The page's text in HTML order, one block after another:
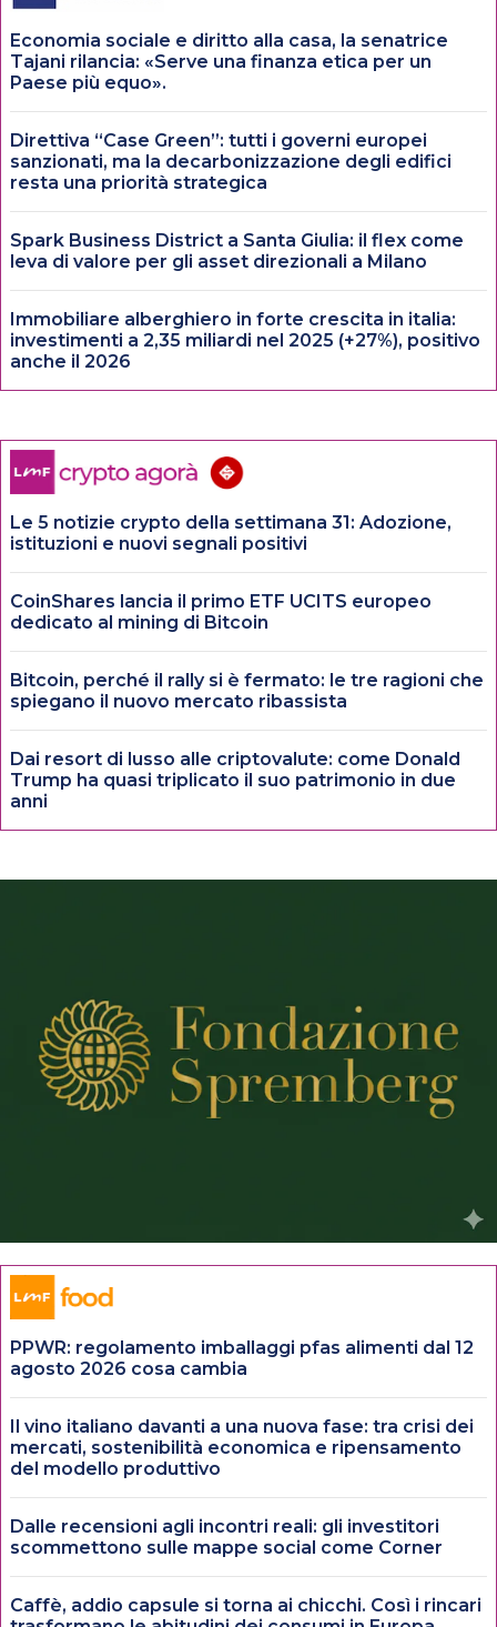
Economia sociale e diritto alla casa, la senatrice
Tajani rilancia: «Serve una finanza etica per un
Paese più equo».
Direttiva “Case Green”: tutti i governi europei
sanzionati, ma la decarbonizzazione degli edifici
resta una priorità strategica
Spark Business District a Santa Giulia: il flex come
leva di valore per gli asset direzionali a Milano
Immobiliare alberghiero in forte crescita in italia:
investimenti a 2,35 miliardi nel 2025 (+27%), positivo
anche il 2026
Le 5 notizie crypto della settimana 31: Adozione,
istituzioni e nuovi segnali positivi
CoinShares lancia il primo ETF UCITS europeo
dedicato al mining di Bitcoin
Bitcoin, perché il rally si è fermato: le tre ragioni che
spiegano il nuovo mercato ribassista
Dai resort di lusso alle criptovalute: come Donald
Trump ha quasi triplicato il suo patrimonio in due
anni
PPWR: regolamento imballaggi pfas alimenti dal 12
agosto 2026 cosa cambia
Il vino italiano davanti a una nuova fase: tra crisi dei
mercati, sostenibilità economica e ripensamento
del modello produttivo
Dalle recensioni agli incontri reali: gli investitori
scommettono sulle mappe social come Corner
Caffè, addio capsule si torna ai chicchi. Così i rincari